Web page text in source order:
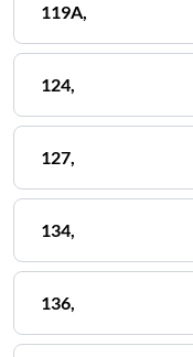
119A,
124,
127,
134,
136,